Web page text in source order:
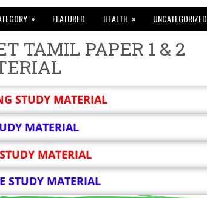
» FEATURED HEALTH » UNCATEGORIZED
TAMIL PAPER 1 & 2
STUDY MATERIAL
MATERIAL
MATERIAL
STUDY MATERIAL